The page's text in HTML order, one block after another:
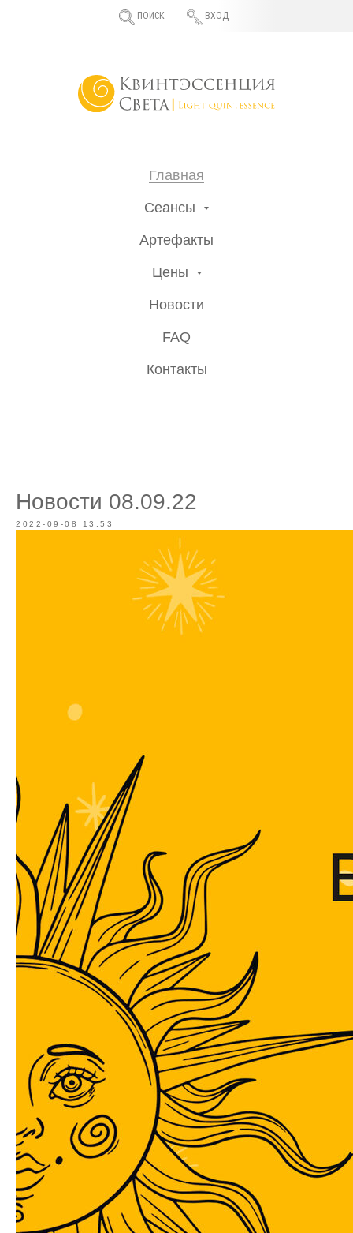
ПОИСК ВХОД
Главная
Сеансы
Артефакты
Цены
Новости
FAQ
Контакты
Новости 08.09.22
2022-09-08 13:53